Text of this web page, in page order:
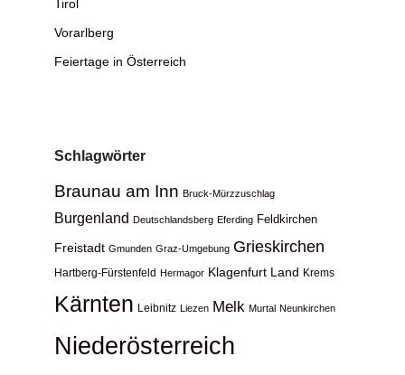
Tirol
Vorarlberg
Feiertage in Österreich
Schlagwörter
Braunau am Inn Bruck-Mürzzuschlag
Burgenland Deutschlandsberg Eferding Feldkirchen
Freistadt Gmunden Graz-Umgebung Grieskirchen
Hartberg-Fürstenfeld Hermagor Klagenfurt Land Krems
Kärnten Leibnitz Liezen Melk Murtal Neunkirchen
Niederösterreich